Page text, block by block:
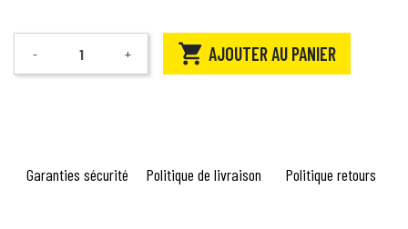
Quantité
- +  AJOUTER AU PANIER
Garanties sécurité Politique de livraison Politique retours